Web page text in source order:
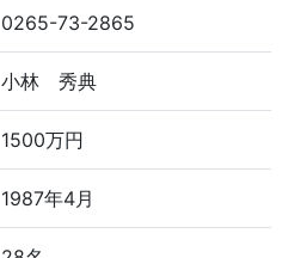
0265-73-2865
小林 秀典
1500万円
1987年4月